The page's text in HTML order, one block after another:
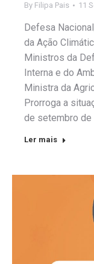
By Filipa Pais 11
Defesa
da Ação
Ministros da
Interna e do
Ministra da
Prorroga a
de setembro
Ler mais